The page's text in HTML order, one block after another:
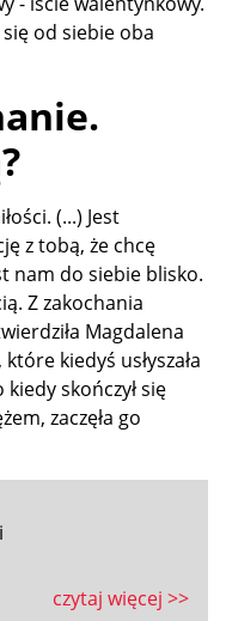
od siebie oba
(...) Jest
z tobą, że chcę
nam do siebie blisko.
Z zakochania
Magdalena
kiedyś usłyszała
skończył się
zaczęła go
czytaj więcej >>